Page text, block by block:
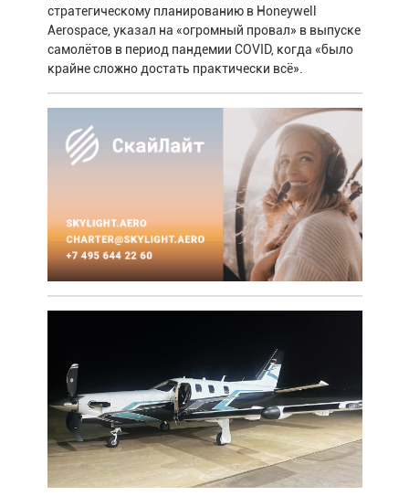
стратегическому планированию в Honeywell
Aerospace, указал на «огромный провал» в выпуске
самолётов в период пандемии COVID, когда «было
крайне сложно достать практически всё».